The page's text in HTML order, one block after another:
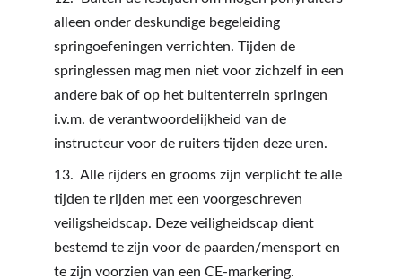
alleen onder deskundige begeleiding
springoefeningen verrichten. Tijden de
springlessen mag men niet voor zichzelf in een
andere bak of op het buitenterrein springen
i.v.m. de verantwoordelijkheid van de
instructeur voor de ruiters tijden deze uren.
13.  Alle rijders en grooms zijn verplicht te alle
tijden te rijden met een voorgeschreven
veiligsheidscap. Deze veiligheidscap dient
bestemd te zijn voor de paarden/mensport en
te zijn voorzien van een CE-markering.